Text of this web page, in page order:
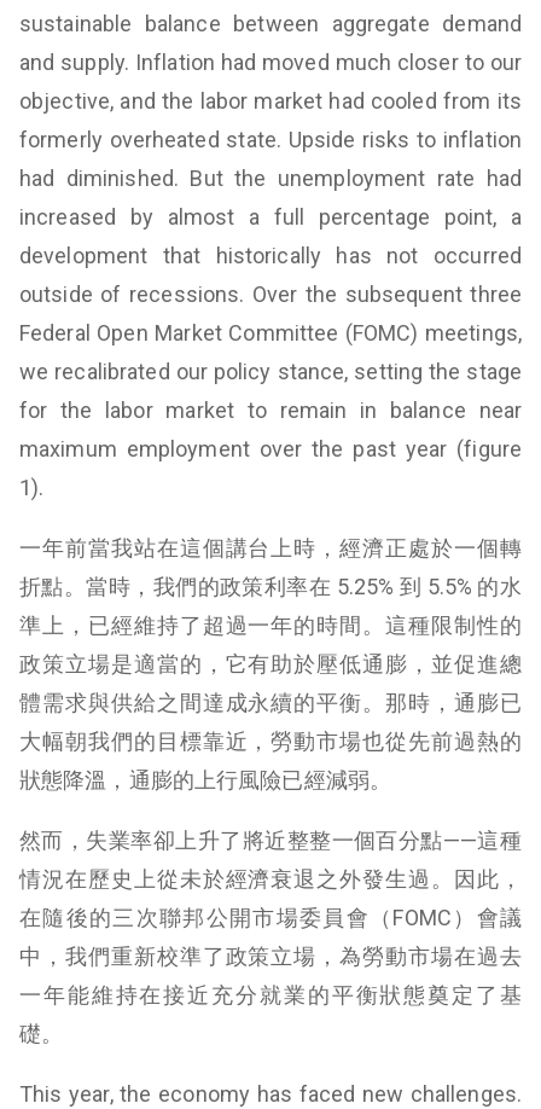
sustainable balance between aggregate demand
and supply. Inflation had moved much closer to our
objective, and the labor market had cooled from its
formerly overheated state. Upside risks to inflation
had diminished. But the unemployment rate had
increased by almost a full percentage point, a
development that historically has not occurred
outside of recessions. Over the subsequent three
Federal Open Market Committee (FOMC) meetings,
we recalibrated our policy stance, setting the stage
for the labor market to remain in balance near
maximum employment over the past year (figure
1).
一年前當我站在這個講台上時，經濟正處於一個轉
折點。當時，我們的政策利率在 5.25% 到 5.5% 的水
準上，已經維持了超過一年的時間。這種限制性的
政策立場是適當的，它有助於壓低通膨，並促進總
體需求與供給之間達成永續的平衡。那時，通膨已
大幅朝我們的目標靠近，勞動市場也從先前過熱的
狀態降溫，通膨的上行風險已經減弱。
然而，失業率卻上升了將近整整一個百分點——這種
情況在歷史上從未於經濟衰退之外發生過。因此，
在隨後的三次聯邦公開市場委員會（FOMC）會議
中，我們重新校準了政策立場，為勞動市場在過去
一年能維持在接近充分就業的平衡狀態奠定了基
礎。
This year, the economy has faced new challenges.